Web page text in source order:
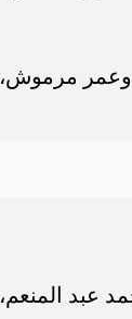
وعمر مرموش،
عبد المنعم،